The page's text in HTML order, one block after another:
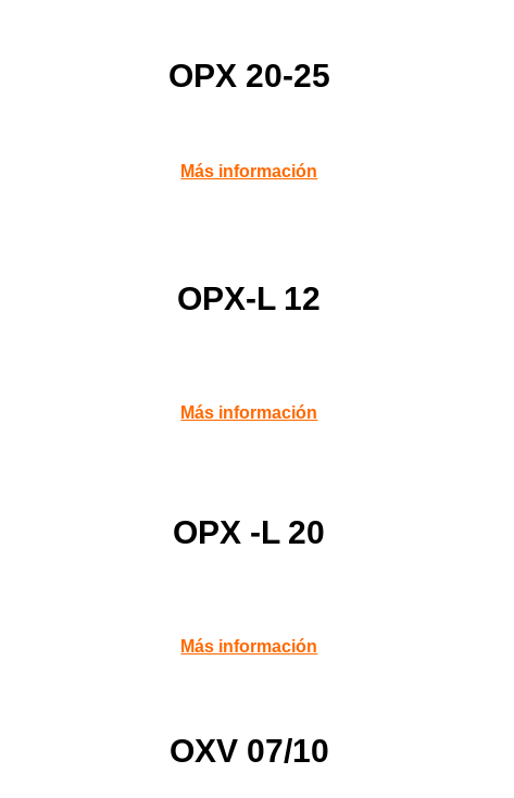
OPX 20-25
Más información
OPX-L 12
Más información
OPX -L 20
Más información
OXV 07/10